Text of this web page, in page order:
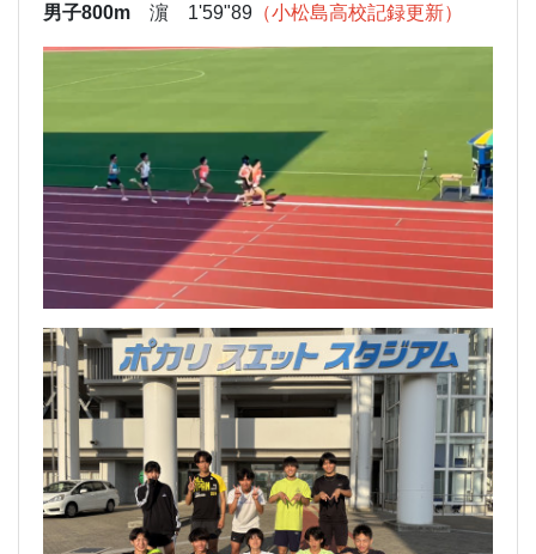
男子800m 濵 1'59"89 （小松島高校記録更新）